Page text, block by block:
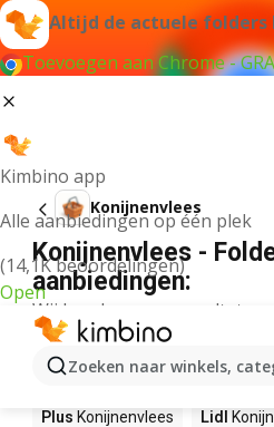
Altijd de actuele folders
Toevoegen aan Chrome -
Kimbino app
Alle aanbiedingen op één plek
(14,1K beoordelingen)
Open
Zoeken naar winkels,
Konijnenvlees
Konijnenvlees -
aanbiedingen:
Wij konden geen resultaten
Konijnenvlees in
koop?
Plus Konijnenvlees Lidl